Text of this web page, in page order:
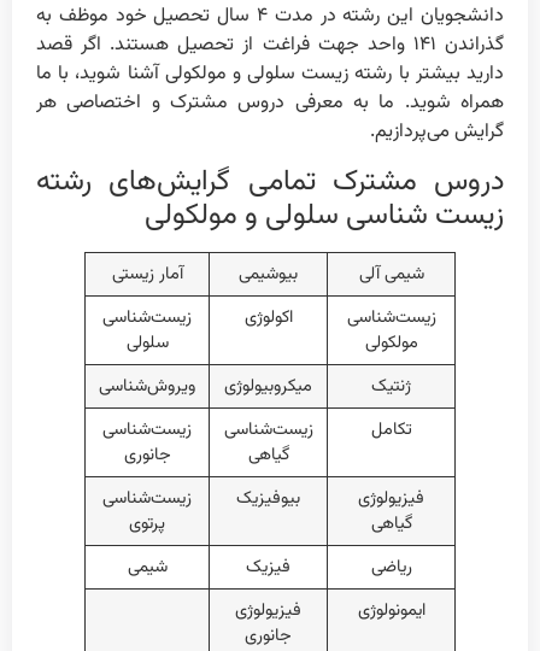
دانشجویان این رشته در مدت ۴ سال تحصیل خود موظف به
گذراندن ۱۴۱ واحد جهت فراغت از تحصیل هستند. اگر قصد
دارید بیشتر با رشته زیست سلولی و مولکولی آشنا شوید، با ما
همراه شوید. ما به معرفی دروس مشترک و اختصاصی هر
گرایش می‌پردازیم.
دروس مشترک تمامی گرایش‌های رشته
زیست شناسی سلولی و مولکولی
شیمی آلی بیوشیمی
آمار زیستی
زیست‌شناسی
مولکولی
اکولوژی
زیست‌شناسی
سلولی
ژنتیک
میکروبیولوژی
ویروش‌شناسی
تکامل
زیست‌شناسی
گیاهی
زیست‌شناسی
جانوری
فیزیولوژی
گیاهی
بیوفیزیک
زیست‌شناسی
پرتوی
ریاضی
فیزیک
شیمی
ایمونولوژی
فیزیولوژی
جانوری